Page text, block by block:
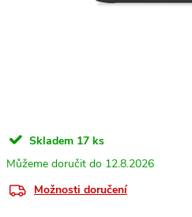
Skladem 17 ks
12.8.2026
Možnosti doručení